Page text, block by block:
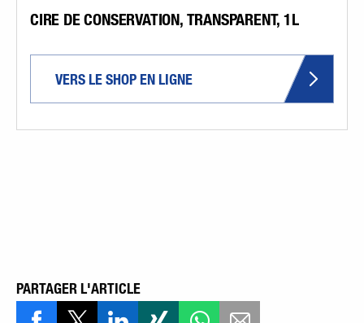
CIRE DE CONSERVATION, TRANSPARENT, 1L
VERS LE SHOP EN LIGNE
PARTAGER L'ARTICLE